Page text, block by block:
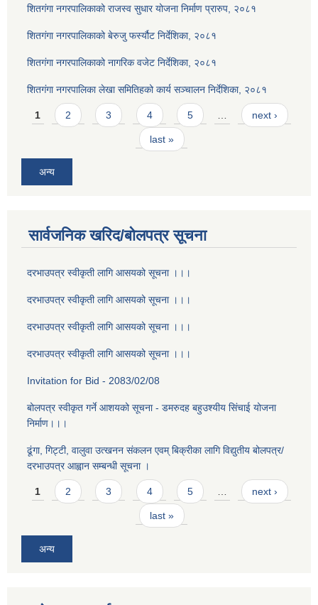
शितगंगा नगरपालिकाको राजस्व सुधार योजना निर्माण प्रारुप, २०८१
शितगंगा नगरपालिकाको बेरुजु फर्स्यौट निर्देशिका, २०८१
शितगंगा नगरपालिकाको नागरिक वजेट निर्देशिका, २०८१
शितगंगा नगरपालिका लेखा समितिहको कार्य सञ्चालन निर्देशिका, २०८१
Pages
1 2 3 4 5 next ›
last »
अन्य
सार्वजनिक खरिद/बोलपत्र सूचना
दरभाउपत्र स्वीकृती लागि आसयको सूचना ।।।
दरभाउपत्र स्वीकृती लागि आसयको सूचना ।।।
दरभाउपत्र स्वीकृती लागि आसयको सूचना ।।।
दरभाउपत्र स्वीकृती लागि आसयको सूचना ।।।
Invitation for Bid - 2083/02/08
बोलपत्र स्वीकृत गर्ने आशयको सूचना - डमरुदह बहुउश्यीय सिंचाई योजना
निर्माण।।।
ढूंगा, गिट्टी, वालुवा उत्खनन संकलन एवम् बिक्रीका लागि विद्युतीय बोलपत्र/
दरभाउपत्र आह्वान सम्बन्धी सूचना ।
Pages
1 2 3 4 5 … next ›
last »
अन्य